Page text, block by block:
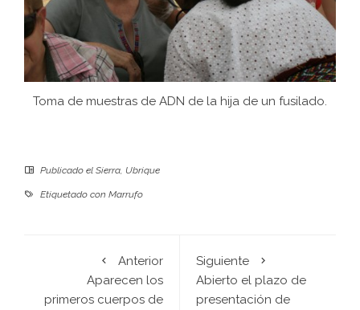
Toma de muestras de ADN de la hija de un fusilado.
Publicado el Sierra Ubrique
Etiquetado con Marrufo
Anterior
Aparecen los
primeros cuerpos de
Siguiente
Abierto el plazo de
presentación de